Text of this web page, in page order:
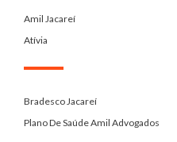
Amil Jacareí
Atívia
Bradesco Jacareí
Plano De Saúde Amil Advogados